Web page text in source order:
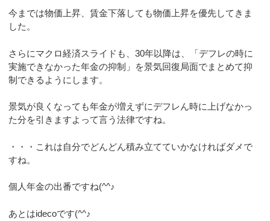
今までは物価上昇、賃金下落しても物価上昇を優先してきま
した。
さらにマクロ経済スライドも、30年以降は、「デフレの時に
実施できなかった年金の抑制」を景気回復局面でまとめて抑
制できるようにします。
景気が良くなっても年金が増えずにデフレん時に上げなかっ
た分を引きますよって言う法律ですね。
・・・これは自分でどんどん積み立てていかなければダメで
すね。
個人年金の出番ですね(^^♪
あとはidecoです(^^♪